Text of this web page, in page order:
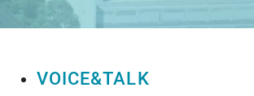
VOICE&TALK